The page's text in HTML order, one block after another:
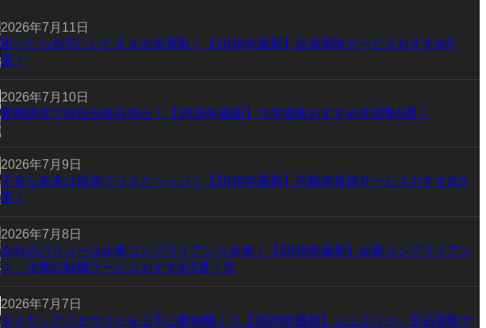
2026年7月11日
困ったら自宅にいたまま出張買取！【2026年最新】出張買取サービスおすすめ5
選！
2026年7月10日
夏期講習で現役合格目指せ！【2026年最新】大学受験おすすめ学習塾5選！
2026年7月9日
不安な未来は投資でリスクヘッジ！【2026年最新】不動産投資サービスおすすめ5
選！
2026年7月8日
会社のバリューは企業コンプライアンス次第！【2026年最新】企業コンプライアン
ス・法務の転職サービスおすすめ5選！市
2026年7月7日
ダイヤ・アクセサリーを上手に断捨離！？【2026年最新】ジュエリー・宝石買取サ